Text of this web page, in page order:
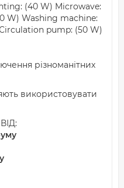
(40 W) Microwave:
W) Washing machine:
pump: (50 W)
різноманітних
використовувати